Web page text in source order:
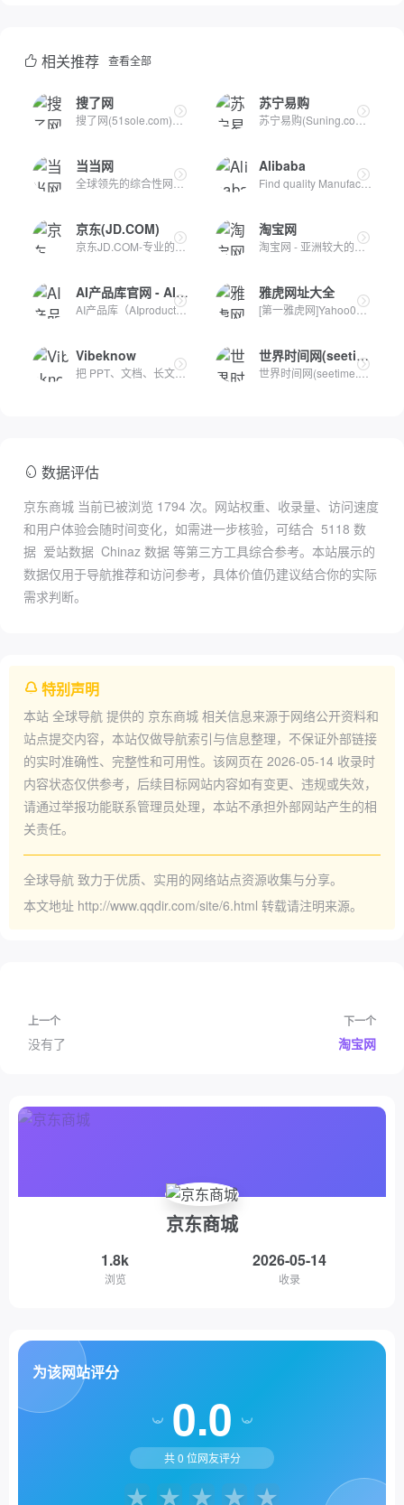
相关推荐 查看全部
搜了网
搜了网(51sole.com)专注于为企业用户提供B2B市场行情，热点采购...
苏宁易购
苏宁易购(Suning.com)-线上线下深度融合的零售平台,商品涵盖家...
当当网
全球领先的综合性网上购物中心。超过100万种商品在线热销！图书...
Alibaba
Find quality Manufacturers, Suppliers, Exporters, Importer...
京东(JD.COM)
京东JD.COM-专业的综合网上购物商城，为您提供正品低价的购物选...
淘宝网
淘宝网 - 亚洲较大的网上交易平台，提供各类服饰、美容、家居、...
AI产品库官网 - AIProductHub
AI产品库（AIproducthub）是一个专注于AI产品收录与分享的网站...
雅虎网址大全
[第一雅虎网]Yahoo001.com目录之家是全人工编辑的网站分类目录...
Vibeknow
把 PPT、文档、长文丢进 VibeKnow，AI 几分钟生成专业讲解视频...
世界时间网(seetime.cn)
世界时间网(seetime.cn)实时查询世界各地当前时间、时区和时差...
数据评估
京东商城 当前已被浏览 1794 次。网站权重、收录量、访问速度
和用户体验会随时间变化，如需进一步核验，可结合 5118 数
据 爱站数据 Chinaz 数据 等第三方工具综合参考。本站展示的
数据仅用于导航推荐和访问参考，具体价值仍建议结合你的实际
需求判断。
特别声明
本站 全球导航 提供的 京东商城 相关信息来源于网络公开资料和
站点提交内容，本站仅做导航索引与信息整理，不保证外部链接
的实时准确性、完整性和可用性。该网页在 2026-05-14 收录时
内容状态仅供参考，后续目标网站内容如有变更、违规或失效，
请通过举报功能联系管理员处理，本站不承担外部网站产生的相
关责任。
全球导航 致力于优质、实用的网络站点资源收集与分享。
本文地址 http://www.qqdir.com/site/6.html 转载请注明来源。
上一个
没有了
下一个
淘宝网
京东商城
1.8k
浏览
2026-05-14
收录
为该网站评分
0.0
共0 位网友评分